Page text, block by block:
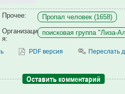
Прочее:
Пропал человек (1658)
Организаци
я:
поисковая группа "Лиза-
PDF версия Переслать
Оставить комментарий